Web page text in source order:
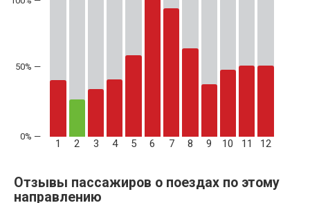
50% —
1 2 3 4 5 6 7 8 9 10 11 12
Отзывы пассажиров о поездах по этому
направлению